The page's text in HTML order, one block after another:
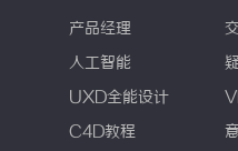
产品经理
人工智能
UXD全能设计
C4D教程